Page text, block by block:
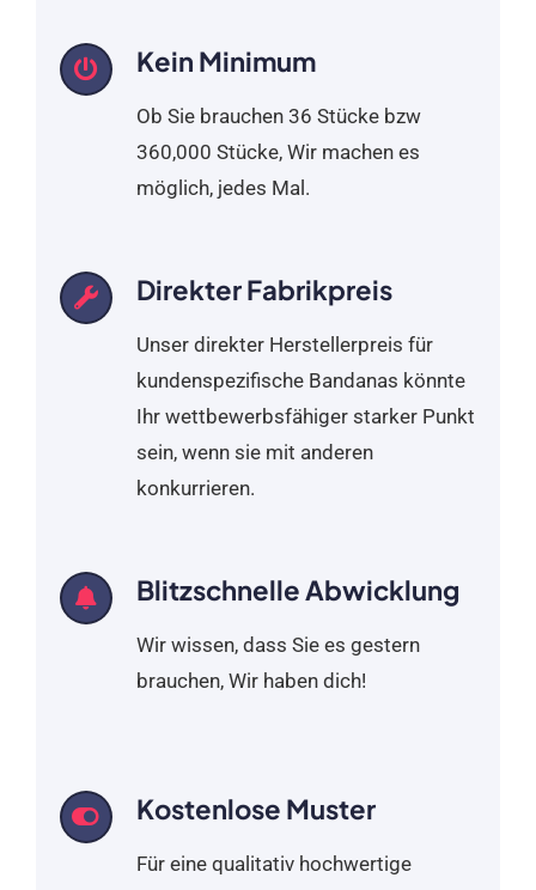
Kein Minimum
Ob Sie brauchen 36 Stücke bzw
360,000 Stücke, Wir machen es
möglich, jedes Mal.
Direkter Fabrikpreis
Unser direkter Herstellerpreis für
kundenspezifische Bandanas könnte
Ihr wettbewerbsfähiger starker Punkt
sein, wenn sie mit anderen
konkurrieren.
Blitzschnelle Abwicklung
Wir wissen, dass Sie es gestern
brauchen, Wir haben dich!
Kostenlose Muster
Für eine qualitativ hochwertige